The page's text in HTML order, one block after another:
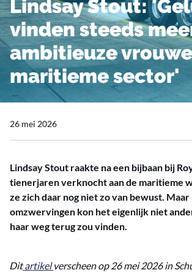
Lindsay Stout:
vinden steeds
ambitieuze
maritieme sector'
26 mei 2026
Lindsay Stout raakte na een bijbaan bij
tienerjaren verknocht aan de maritieme
ze zich daar nog niet zo van bewust. Maar
omzwervingen kon het eigenlijk niet
haar weg terug zou vinden.
Ditartikelverscheen op 26 mei 2026 in